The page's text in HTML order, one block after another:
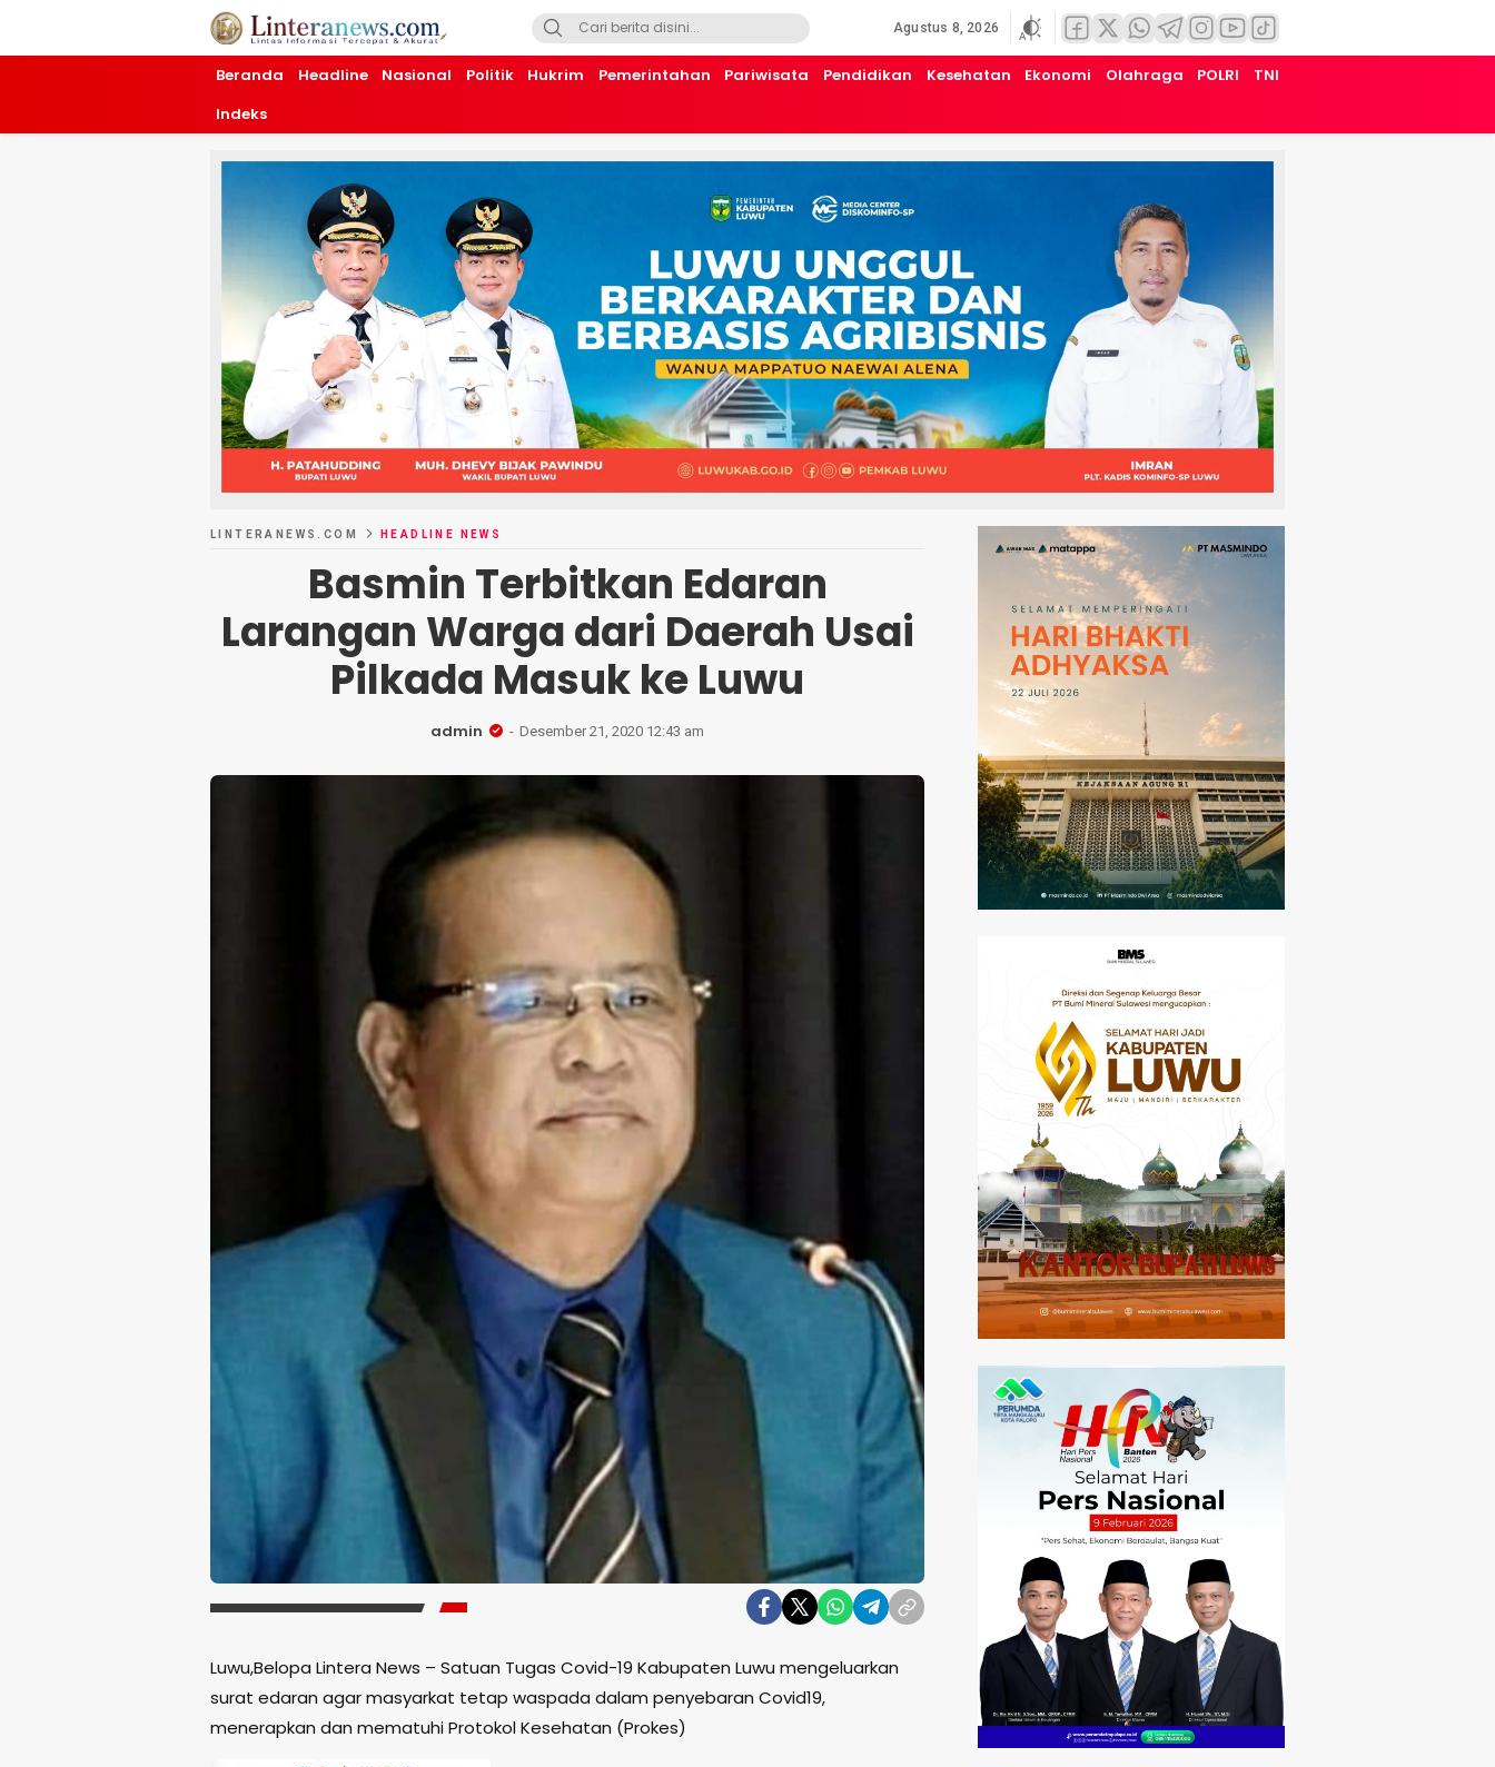
Linteranews.com
Lintas Informasi Tercepat dan Akurat
Agustus 8, 2026
Beranda Headline Nasional Politik Hukrim Pemerintahan Pariwisata Pendidikan Kesehatan Ekonomi Olahraga POLRI
TNI
Indeks
LINTERANEWS.COM HEADLINE NEWS
Basmin Terbitkan Edaran
Larangan Warga dari Daerah Usai
Pilkada Masuk ke Luwu
admin Desember 21, 2020 12:43 am
Luwu,Belopa Lintera News – Satuan Tugas Covid-19 Kabupaten Luwu mengeluarkan
surat edaran agar masyarkat tetap waspada dalam penyebaran Covid19,
menerapkan dan mematuhi Protokol Kesehatan (Prokes)